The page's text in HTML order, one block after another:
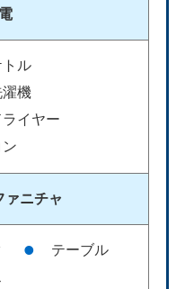
トル
濯機
ライヤー
ァニチャ
テーブル